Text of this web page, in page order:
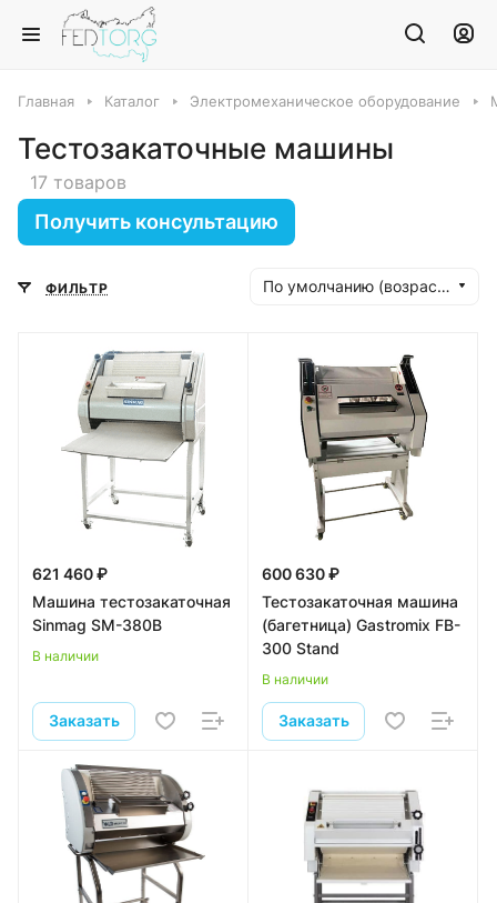
Главная Каталог Электромеханическое оборудование
Тестозакаточные машины
17 товаров
Получить консультацию
ФИЛЬТР По умолчанию (возрастание)
621 460 ₽
Машина тестозакаточная
Sinmag SM-380B
В наличии
Заказать
600 630 ₽
Тестозакаточная машина
(багетница) Gastromix FB-
300 Stand
В наличии
Заказать